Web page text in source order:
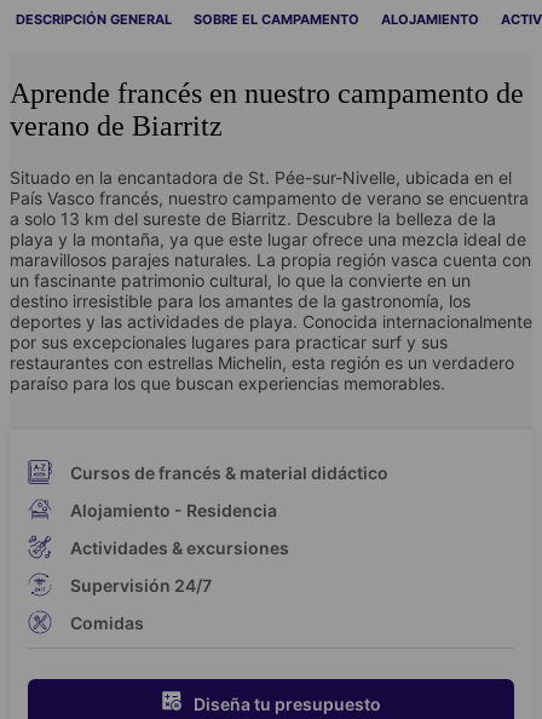
DESCRIPCIÓN GENERAL SOBRE EL CAMPAMENTO ALOJAMIENTO
Aprende francés en nuestro campamento de
verano de Biarritz
Situado en la encantadora de St. Pée-sur-Nivelle, ubicada en el
País Vasco francés, nuestro campamento de verano se encuentra
a solo 13 km del sureste de Biarritz. Descubre la belleza de la
playa y la montaña, ya que este lugar ofrece una mezcla ideal de
maravillosos parajes naturales. La propia región vasca cuenta con
un fascinante patrimonio cultural, lo que la convierte en un
destino irresistible para los amantes de la gastronomía, los
deportes y las actividades de playa. Conocida internacionalmente
por sus excepcionales lugares para practicar surf y sus
restaurantes con estrellas Michelin, esta región es un verdadero
paraíso para los que buscan experiencias memorables.
Cursos de francés & material didáctico
Alojamiento - Residencia
Actividades & excursiones
Supervisión 24/7
Comidas
Diseña tu presupuesto